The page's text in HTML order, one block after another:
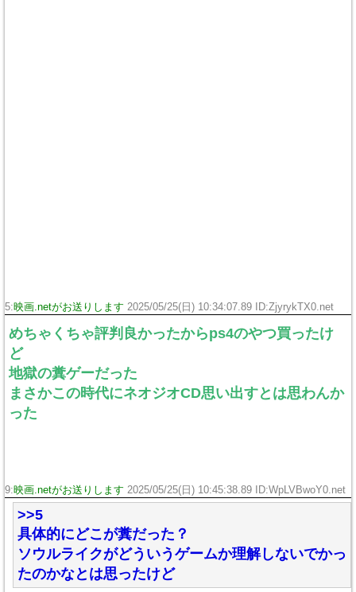
5:映画.netがお送りします 2025/05/25(日) 10:34:07.89 ID:ZjyrykTX0.net
めちゃくちゃ評判良かったからps4のやつ買ったけ
ど
地獄の糞ゲーだった
まさかこの時代にネオジオCD思い出すとは思わんか
った
9:映画.netがお送りします 2025/05/25(日) 10:45:38.89 ID:WpLVBwoY0.net
>>5
具体的にどこが糞だった？
ソウルライクがどういうゲームか理解しないでかっ
たのかなとは思ったけど